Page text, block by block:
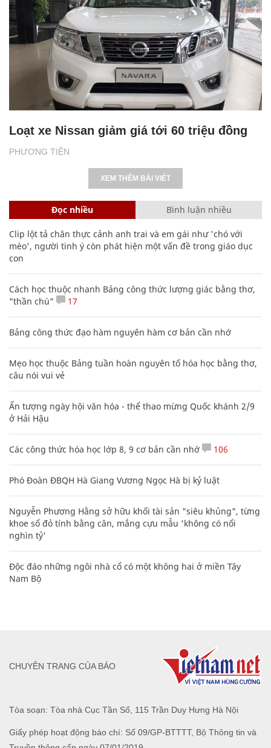
PHƯƠNG TIỆN
Loạt xe Nissan giảm giá tới 60 triệu đồng
XEM THÊM BÀI VIẾT
Đọc nhiều Bình luận nhiều
Clip lột tả chân thực cảnh anh trai và em gái như 'chó với
mèo', người tinh ý còn phát hiện một vấn đề trong giáo dục
con
Cách học thuộc nhanh Bảng công thức lượng giác bằng thơ,
"thần chú"
17
Bảng công thức đạo hàm nguyên hàm cơ bản cần nhớ
Mẹo học thuộc Bảng tuần hoàn nguyên tố hóa học bằng thơ,
câu nói vui vẻ
Ấn tượng ngày hội văn hóa - thể thao mừng Quốc khánh 2/9
ở Hải Hậu
Các công thức hóa học lớp 8, 9 cơ bản cần nhớ 106
Phó Đoàn ĐBQH Hà Giang Vương Ngọc Hà bị kỷ luật
Nguyễn Phương Hằng sở hữu khối tài sản "siêu khủng", từng
khoe sổ đỏ tính bằng cân, mắng cựu mẫu 'không có nổi
nghìn tỷ'
Độc đáo những ngôi nhà cổ có một không hai ở miền Tây
Nam Bộ
Tòa soạn: Tòa nhà Cục Tần Số, 115 Trần Duy Hưng Hà Nội
Giấy phép hoạt động báo chí: Số 09/GP-BTTTT, Bộ Thông tin và
CHUYÊN TRANG CỦA BÁO